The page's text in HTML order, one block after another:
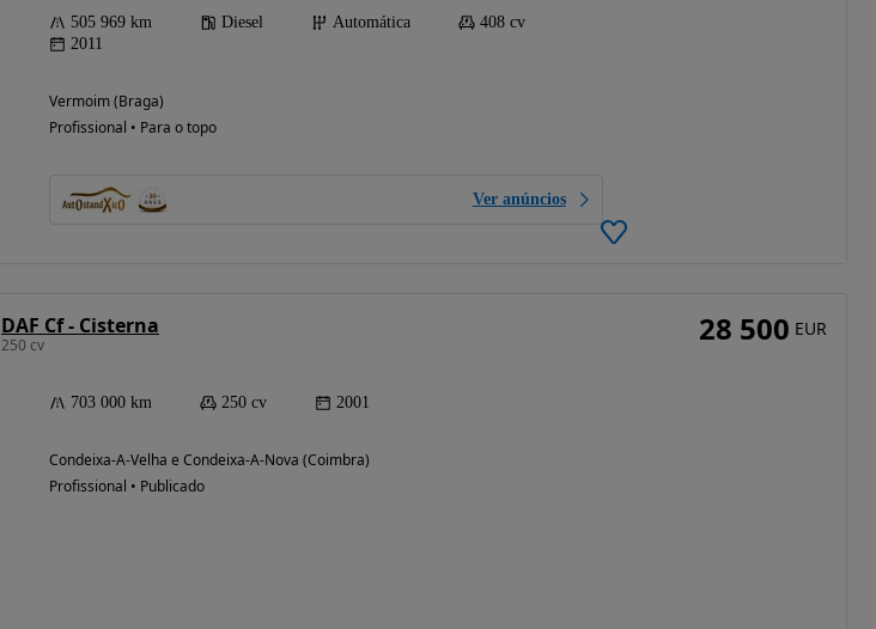
financiamento
505 969 km Diesel Automática
408 cv
2011
Vermoim (Braga)
Profissional • Para o topo
Ver anúncios
DAF Cf - Cisterna
250 cv
703 000 km 250 cv 2001
Condeixa-A-Velha e Condeixa-A-Nova (Coimbra)
Profissional • Publicado
28 500 EUR